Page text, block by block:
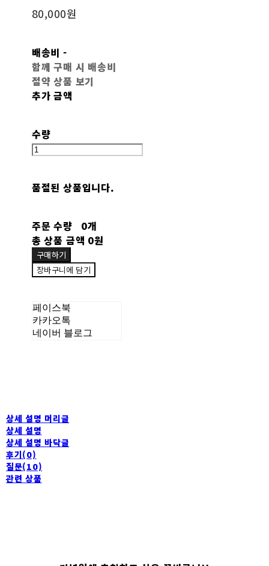
80,000원
배송비 -
함께 구매 시 배송비
절약 상품 보기
추가 금액
수량
품절된 상품입니다.
주문 수량
0개
총 상품 금액 0원
구매하기
장바구니에 담기
페이스북
카카오톡
네이버 블로그
상세 설명 머리글
상세 설명
상세 설명 바닥글
후기(0)
질문(10)
관련 상품